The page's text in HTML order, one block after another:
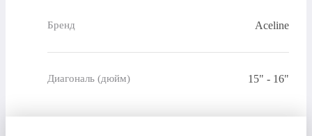
Бренд Aceline
Диагональ (дюйм) 15" - 16"